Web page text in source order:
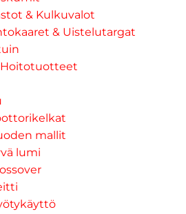
& Kulkuvalot
& Uistelutargat
mallit
lumi